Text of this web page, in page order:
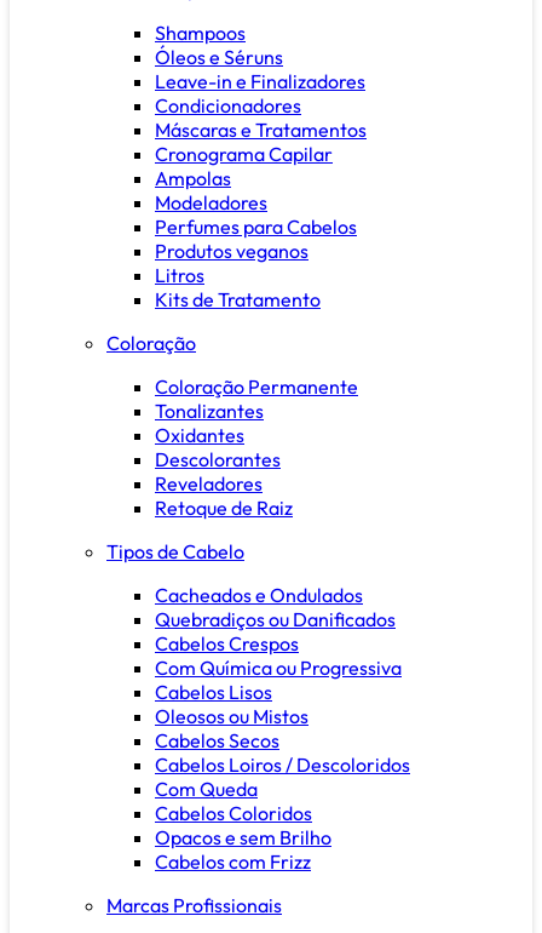
Shampoos
Óleos e Séruns
Leave-in e Finalizadores
Condicionadores
Máscaras e Tratamentos
Cronograma Capilar
Ampolas
Modeladores
Perfumes para Cabelos
Produtos veganos
Litros
Kits de Tratamento
Coloração
Coloração Permanente
Tonalizantes
Oxidantes
Descolorantes
Reveladores
Retoque de Raiz
Tipos de Cabelo
Cacheados e Ondulados
Quebradiços ou Danificados
Cabelos Crespos
Com Química ou Progressiva
Cabelos Lisos
Oleosos ou Mistos
Cabelos Secos
Cabelos Loiros / Descoloridos
Com Queda
Cabelos Coloridos
Opacos e sem Brilho
Cabelos com Frizz
Marcas Profissionais